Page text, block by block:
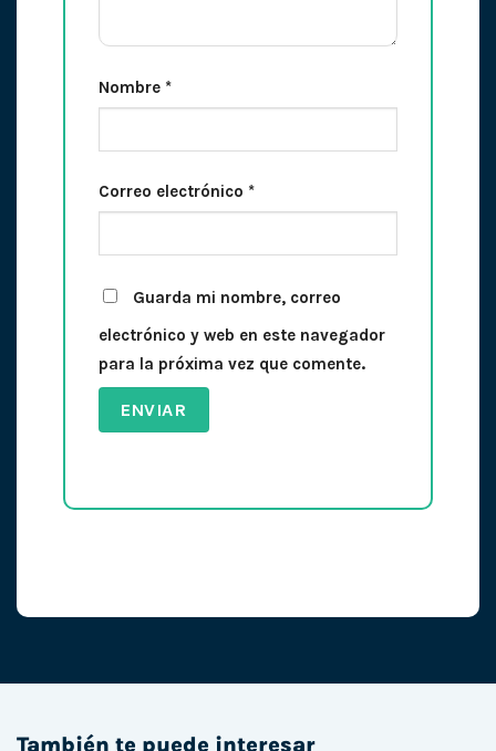
Nombre *
Correo electrónico *
Guarda mi nombre, correo
electrónico y web en este navegador
para la próxima vez que comente.
También te puede interesar